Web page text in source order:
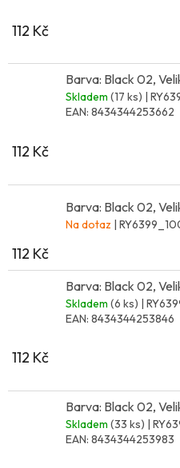
112 Kč
Barva: Black 02,
Skladem (17 ks) |
EAN: 8434344253662
112 Kč
Barva: Black 02,
Na dotaz |
112 Kč
Barva: Black 02,
Skladem (6 ks) |
EAN: 8434344253846
112 Kč
Barva: Black 02,
Skladem (33 ks) |
EAN: 8434344253983